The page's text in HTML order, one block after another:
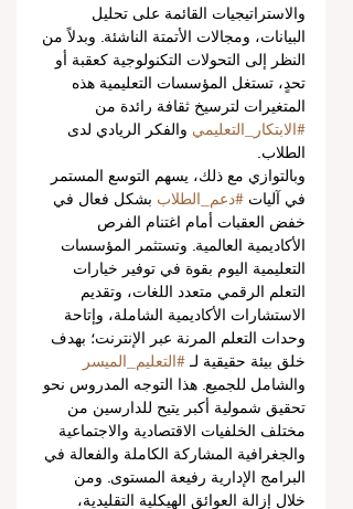
والاستراتيجيات القائمة على تحليل
البيانات، ومجالات الأتمتة الناشئة. وبدلاً من
النظر إلى التحولات التكنولوجية كعقبة أو
تحدٍ، تستغل المؤسسات التعليمية هذه
المتغيرات لترسيخ ثقافة رائدة من
#الابتكار_التعليمي والفكر الريادي لدى
الطلاب.
وبالتوازي مع ذلك، يسهم التوسع المستمر
في آليات #دعم_الطلاب بشكل فعال في
خفض العقبات أمام اغتنام الفرص
الأكاديمية العالمية. وتستثمر المؤسسات
التعليمية اليوم بقوة في توفير خيارات
التعلم الرقمي متعدد اللغات، وتقديم
الاستشارات الأكاديمية الشاملة، وإتاحة
وحدات التعلم المرنة عبر الإنترنت؛ بهدف
خلق بيئة حقيقية لـ #التعليم_الميسر
والشامل للجميع. هذا التوجه المدروس نحو
تحقيق شمولية أكبر يتيح للدارسين من
مختلف الخلفيات الاقتصادية والاجتماعية
والجغرافية المشاركة الكاملة والفعالة في
البرامج الإدارية رفيعة المستوى. ومن
خلال إزالة العوائق الهيكلية التقليدية،